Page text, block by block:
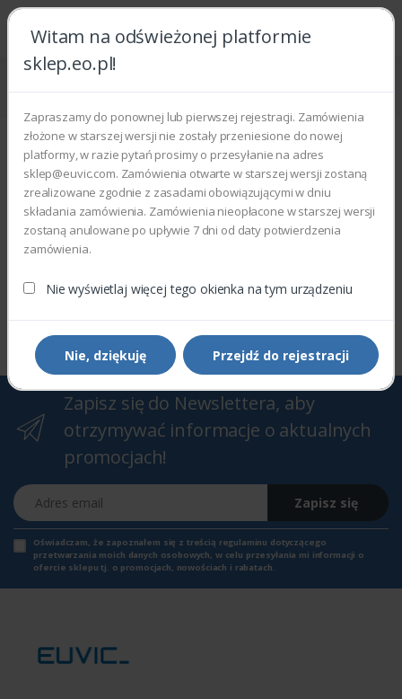
Witam na odświeżonej platformie
sklep.eo.pl!
Zapraszamy do ponownej lub pierwszej rejestracji. Zamówienia
złożone w starszej wersji nie zostały przeniesione do nowej
platformy, w razie pytań prosimy o przesyłanie na adres
sklep@euvic.com. Zamówienia otwarte w starszej wersji zostaną
zrealizowane zgodnie z zasadami obowiązującymi w dniu
składania zamówienia. Zamówienia nieopłacone w starszej wersji
zostaną anulowane po upływie 7 dni od daty potwierdzenia
zamówienia.
Nie wyświetlaj więcej tego okienka na tym urządzeniu
Nie, dziękuję Przejdź do rejestracji
Strona główna Części zamienne
Płyty główne
Wyświetlono 0–0 z 0 wyników
Filtry Sortowanie domyślne
Wyświetlono 0–0 z 0 wyników
Zapisz się do Newslettera, aby
otrzymywać informacje o aktualnych
promocjach!
Adres email
Zapisz się
Oświadczam, że zapoznałem się z treścią regulaminu dotyczącego
przetwarzania moich danych osobowych, w celu przesyłania mi informacji o
ofercie sklepu tj. o promocjach, nowościach i rabatach.